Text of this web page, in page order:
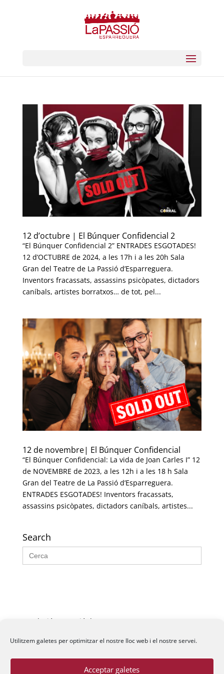
Utilitzem galetes per optimitzar el nostre lloc web i el nostre servei.
Acceptar galetes
12 d’octubre | El Búnquer Confidencial 2
“El Búnquer Confidencial 2” ENTRADES ESGOTADES!
12 d’OCTUBRE de 2024, a les 17h i a les 20h Sala
Gran del Teatre de La Passió d’Esparreguera.
Inventors fracassats, assassins psicòpates, dictadors
caníbals, artistes borratxos… de tot, pel...
12 de novembre| El Búnquer Confidencial
“El Búnquer Confidencial: La vida de Joan Carles I” 12
de NOVEMBRE de 2023, a les 12h i a les 18 h Sala
Gran del Teatre de La Passió d’Esparreguera.
ENTRADES ESGOTADES! Inventors fracassats,
assassins psicòpates, dictadors caníbals, artistes...
Search
Search
for:
Fundació La Passió d’Esparreguera, 2026